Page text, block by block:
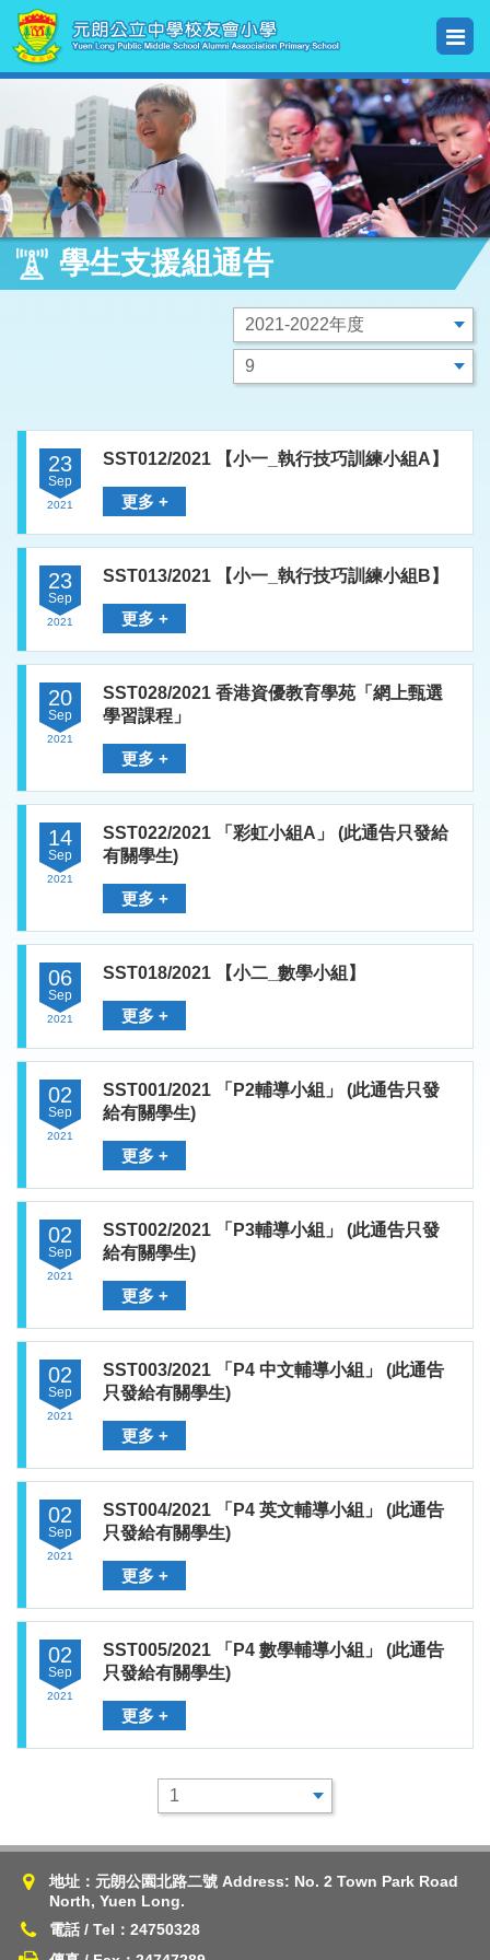
學生支援組通告
23
Sep
2021
SST012/2021 【小一_執行技巧訓練小組A】
更多 +
23
Sep
2021
SST013/2021 【小一_執行技巧訓練小組B】
更多 +
20
Sep
2021
SST028/2021 香港資優教育學苑「網上甄選
學習課程」
更多 +
14
Sep
2021
SST022/2021 「彩虹小組A」 (此通告只發給
有關學生)
更多 +
06
Sep
2021
SST018/2021 【小二_數學小組】
更多 +
02
Sep
2021
SST001/2021 「P2輔導小組」 (此通告只發
給有關學生)
更多 +
02
Sep
2021
SST002/2021 「P3輔導小組」 (此通告只發
給有關學生)
更多 +
02
Sep
2021
SST003/2021 「P4 中文輔導小組」 (此通告
只發給有關學生)
更多 +
02
Sep
2021
SST004/2021 「P4 英文輔導小組」 (此通告
只發給有關學生)
更多 +
02
Sep
2021
SST005/2021 「P4 數學輔導小組」 (此通告
只發給有關學生)
更多 +
地址：元朗公園北路二號 Address: No. 2 Town Park Road
North, Yuen Long.
電話 / Tel：24750328